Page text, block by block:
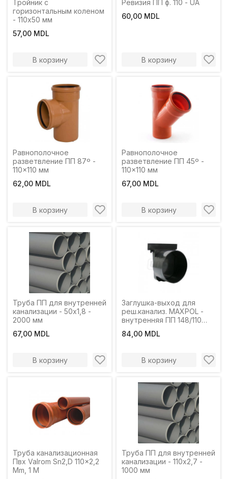
Тройник с
горизонтальным коленом
- 110х50 мм
57,00 MDL
В корзину
Ревизия ПП ф. 110 - UA
60,00 MDL
В корзину
Равнополочное
разветвление ПП 87º -
110x110 мм
62,00 MDL
В корзину
Равнополочное
разветвление ПП 45º -
110x110 мм
67,00 MDL
В корзину
Труба ПП для внутренней
канализации - 50х1,8 -
2000 мм
67,00 MDL
В корзину
Заглушка-выход для
реш.канализ. MAXPOL -
внутренняя ПП 148/110
84,00 MDL
В корзину
Труба канализационная
Пвх Valrom Sn2,D 110x2,2
Mm, 1 M
Труба ПП для внутренней
канализации - 110х2,7 -
1000 мм